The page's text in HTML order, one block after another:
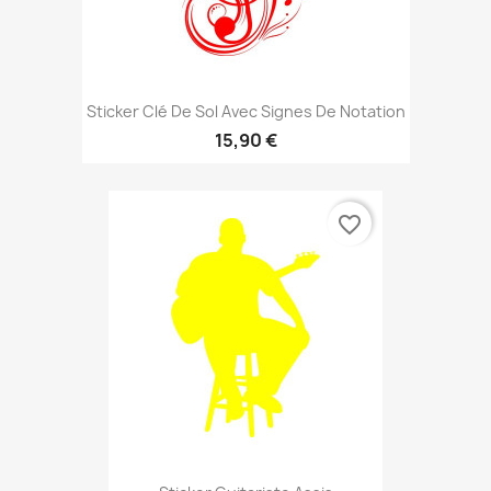
Sticker Clé De Sol Avec Signes De Notation
15,90 €
favorite_border